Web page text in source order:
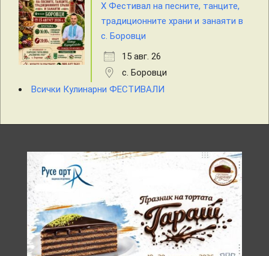
X Фестивал на песните, танците,
традиционните храни и занаяти в
с. Боровци
15 авг. 26
с. Боровци
Всички Кулинарни ФЕСТИВАЛИ